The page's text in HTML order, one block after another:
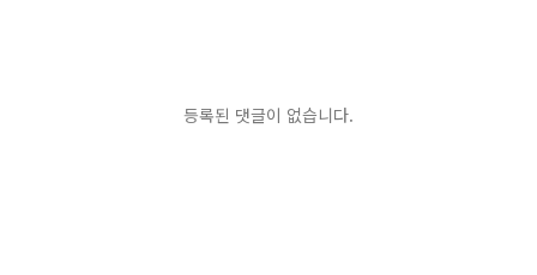
등록된 댓글이 없습니다.